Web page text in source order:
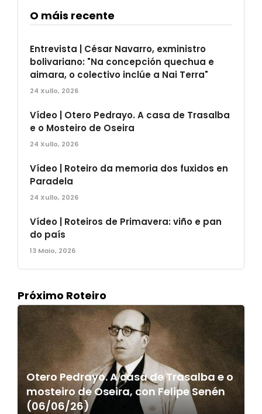
O máis recente
Entrevista | César Navarro, exministro
bolivariano: "Na concepción quechua e
aimara, o colectivo inclúe a Nai Terra"
24 Xullo, 2026
Vídeo | Otero Pedrayo. A casa de Trasalba
e o Mosteiro de Oseira
24 Xullo, 2026
Vídeo | Roteiro da memoria dos fuxidos en
Paradela
24 Xullo, 2026
Vídeo | Roteiros de Primavera: viño e pan
do país
13 Maio, 2026
Próximo Roteiro
Otero Pedrayo. A casa de Trasalba e o
mosteiro de Oseira, con Felipe Senén
(06/06/26)